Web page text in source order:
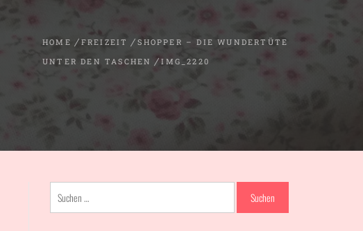
HOME FREIZEIT
SHOPPER – DIE WUNDERTÜTE
UNTER DEN TASCHEN
IMG_2220
Suchen
nach: